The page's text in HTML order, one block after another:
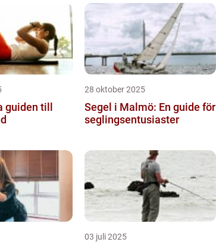
till
28 oktober 2025
Segel i Malmö: En guide för
seglingsentusiaster
03 juli 2025